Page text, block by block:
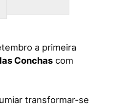
a primeira
Conchas com
transformar-se